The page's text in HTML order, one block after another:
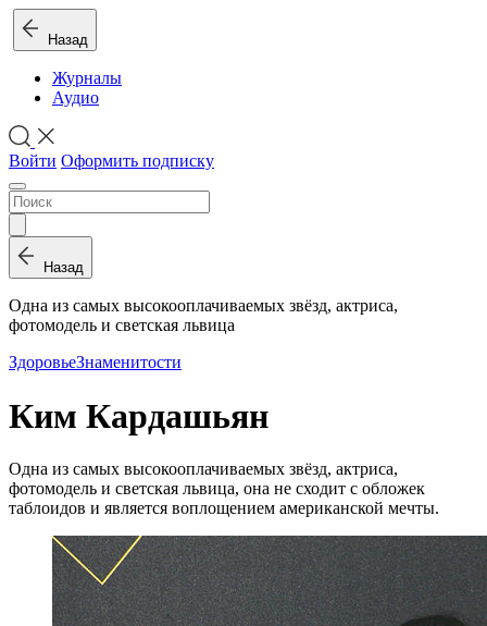
Назад
Журналы
Аудио
Войти Оформить подписку
Назад
Одна из самых высокооплачиваемых звёзд, актриса,
фотомодель и светская львица
ЗдоровьеЗнаменитости
Ким Кардашьян
Одна из самых высокооплачиваемых звёзд, актриса,
фотомодель и светская львица, она не сходит с обложек
таблоидов и является воплощением американской мечты.